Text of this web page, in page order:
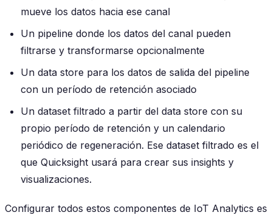
mueve los datos hacia ese canal
Un pipeline donde los datos del canal pueden
filtrarse y transformarse opcionalmente
Un data store para los datos de salida del pipeline
con un período de retención asociado
Un dataset filtrado a partir del data store con su
propio período de retención y un calendario
periódico de regeneración. Ese dataset filtrado es el
que Quicksight usará para crear sus insights y
visualizaciones.
Configurar todos estos componentes de IoT Analytics es